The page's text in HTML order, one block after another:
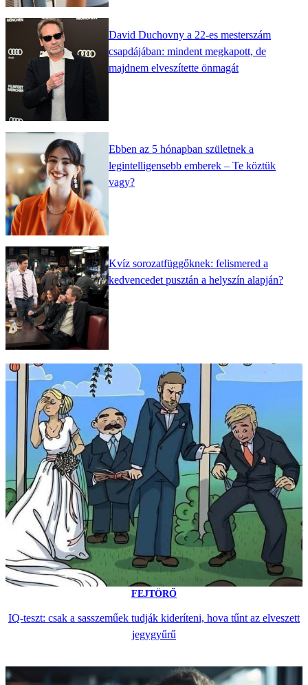
David Duchovny a 22-es mesterszám
csapdájában: mindent megkapott, de
majdnem elveszítette önmagát
Ebben az 5 hónapban születnek a
legintelligensebb emberek – Te köztük
vagy?
Kvíz sorozatfüggőknek: felismered a
kedvencedet pusztán a helyszín alapján?
FEJTÖRŐ
IQ-teszt: csak a sasszeműek tudják kideríteni, hova tűnt az elveszett
jegygyűrű